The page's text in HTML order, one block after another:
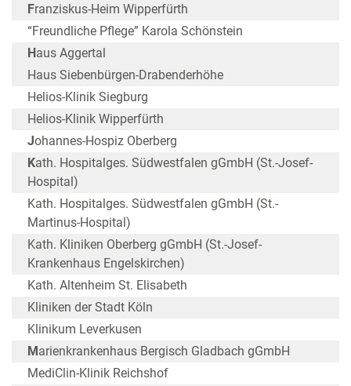
Franziskus-Heim Wipperfürth
“Freundliche Pflege” Karola Schönstein
Haus Aggertal
Haus Siebenbürgen-Drabenderhöhe
Helios-Klinik Siegburg
Helios-Klinik Wipperfürth
Johannes-Hospiz Oberberg
Kath. Hospitalges. Südwestfalen gGmbH (St.-Josef-
Hospital)
Kath. Hospitalges. Südwestfalen gGmbH (St.-
Martinus-Hospital)
Kath. Kliniken Oberberg gGmbH (St.-Josef-
Krankenhaus Engelskirchen)
Kath. Altenheim St. Elisabeth
Kliniken der Stadt Köln
Klinikum Leverkusen
Marienkrankenhaus Bergisch Gladbach gGmbH
MediClin-Klinik Reichshof